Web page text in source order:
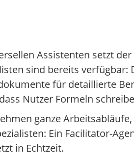
Assistenten setzt der
sind bereits verfügbar:
für detaillierte
Nutzer Formeln
ganze
Ein Facilitator-
in Echtzeit.